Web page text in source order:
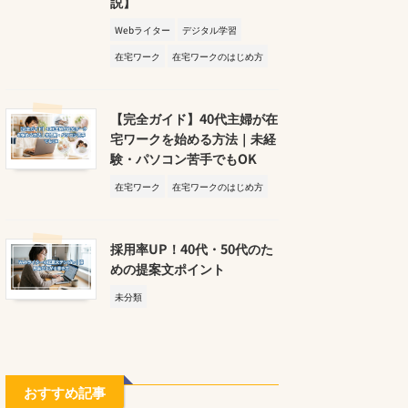
Webライター
デジタル学習
在宅ワーク
在宅ワークのはじめ方
【完全ガイド】40代主婦が在
宅ワークを始める方法｜未経
験・パソコン苦手でもOK
在宅ワーク 在宅ワークのはじめ方
採用率UP！40代・50代のた
めの提案文ポイント
未分類
おすすめ記事